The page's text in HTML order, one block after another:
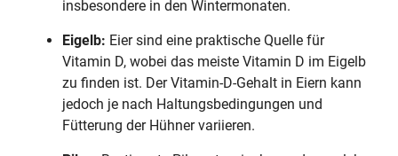
insbesondere in den Wintermonaten.
Eigelb: Eier sind eine praktische Quelle für
Vitamin D, wobei das meiste Vitamin D im Eigelb
zu finden ist. Der Vitamin-D-Gehalt in Eiern kann
jedoch je nach Haltungsbedingungen und
Fütterung der Hühner variieren.